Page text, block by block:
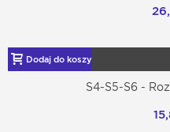
Dodaj do koszyka
S4-S5-S6 -